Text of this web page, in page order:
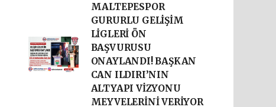
MALTEPESPOR
GURURLU GELİŞİM
LİGLERİ ÖN
BAŞVURUSU
ONAYLANDI! BAŞKAN
CAN ILDIRI’NIN
ALTYAPI VİZYONU
MEYVELERİNİ VERİYOR